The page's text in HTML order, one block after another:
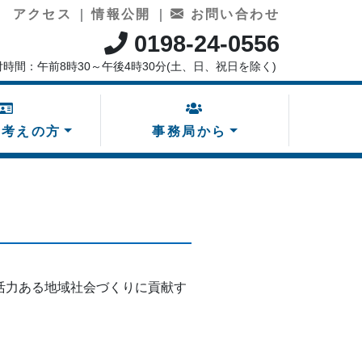
アクセス ｜情報公開 お問い合わせ
0198-24-0556
時間：午前8時30～午後4時30分(土、日、祝日を除く)
えの方 事務局から
ある地域社会づくりに貢献す